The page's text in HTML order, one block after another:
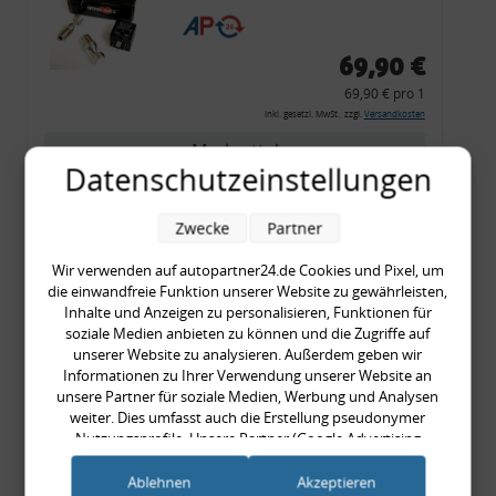
CF 14
69,90 €
69,90 € pro 1
inkl. gesetzl. MwSt., zzgl. Versandkosten
Merkzettel
Zum Artikel
Rückleuchtenband mit
Blinker, rot, US-Ecken,
Audi 80 Cabrio, Typ 89,
OE-Nr.: 8G0945225 +
8G0945225C
999,99 €
999,99 € pro 1
Datenschutzeinstellungen
Wir verwenden auf autopartner24.de Cookies und Pixel, um
die einwandfreie Funktion unserer Website zu gewährleisten,
Inhalte und Anzeigen zu personalisieren, Funktionen für
soziale Medien anbieten zu können und die Zugriffe auf
unserer Website zu analysieren. Außerdem geben wir
Informationen zu Ihrer Verwendung unserer Website an
unsere Partner für soziale Medien, Werbung und Analysen
weiter. Dies umfasst auch die Erstellung pseudonymer
Nutzungsprofile. Unsere Partner (Google Advertising
Products) führen diese Informationen möglicherweise mit
weiteren Daten zusammen, die Sie ihnen bereitgestellt haben
Zwecke Partner
Ablehnen Akzeptieren